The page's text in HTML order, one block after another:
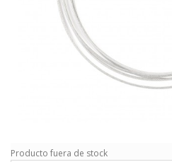
Producto fuera de stock